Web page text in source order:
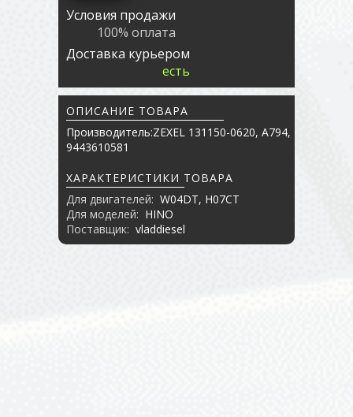
Условия продажи
100% оплата
Доставка курьером
есть
ОПИСАНИЕ ТОВАРА
Производитель:ZEXEL 131150-0620, A794,
9443610581
ХАРАКТЕРИСТИКИ ТОВАРА
Для двигателей: W04DT, H07CT
Для моделей: HINO
Поставщик: vladdiesel